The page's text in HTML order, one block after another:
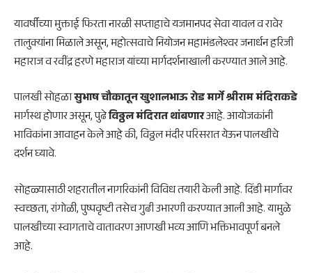
यावर्षीच्या मुक्ताई फिरता नारळी सप्ताहाचे यजमानपद सेवा यावल व रावेर
तालुक्यांना मिळाले असून, महोत्सवाचे नियोजन महामंडलेश्वर जनार्धन हरिजी
महाराज व रवींद्र हरणे महाराज यांच्या मार्गदर्शनाखाली करण्यात आले आहे.
पालखी सोहळासुभाष चौकातून खुशालभाऊ रोड मार्गे श्रीराम मंदिराकडे
मार्गस्थ होणार असून, पुढेविठ्ठल मंदिरात थांबणारआहे. आयोजकांनी
भाविकांना आवाहन केले आहे की, विठ्ठल मंदीर परिसरात येऊन पालखीचे
दर्शन घ्यावे.
सोहळ्यासाठी शहरातील नागरिकांनी विविध तयारी केली आहे. दिंडी मार्गावर
स्वच्छता, रांगोळी, पुष्पवृष्टी तसेच गुढी उभारणी करण्यात आली आहे. यामुळे
पालखीच्या स्वागताचे वातावरण आणखी भव्य आणि भक्तिभावपूर्ण बनले
आहे.